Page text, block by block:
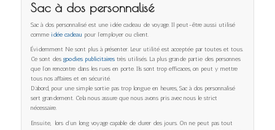
Sac à dos personnalisé
Sac à dos personnalisé est une idée cadeau de voyage. Il peut-être aussi utilisé
commeidée cadeau pour l’employer ou client.
Évidemment Ne sont plus à présenter. Leur utilité est acceptée par toutes et tous.
Ce sont des goodies publicitairestrès utilisés. La plus grande partie des personnes
que l’on rencontre dans les rues en porte. Ils sont trop efficaces, on peut y mettre
tous nos affaires et en sécurité.
D’abord, pour une simple sortie pas trop longue en heures, Sac à dos personnalisé
sert grandement. Cela nous assure que nous avons pris avec nous le strict
nécessaire.
Ensuite, lors d’un long voyage capable de durer des jours. On ne peut pas tout